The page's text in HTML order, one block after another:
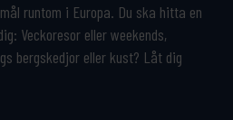
runtom i Europa. Du ska hitta en
Veckoresor eller weekends,
bergskedjor eller kust? Låt dig